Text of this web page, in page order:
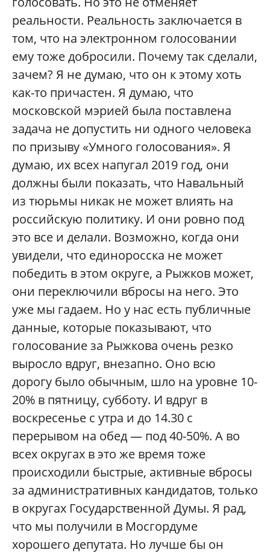
реальности. Реальность заключается в
том, что на электронном голосовании
ему тоже добросили. Почему так сделали,
зачем? Я не думаю, что он к этому хоть
как-то причастен. Я думаю, что
московской мэрией была поставлена
задача не допустить ни одного человека
по призыву «Умного голосования». Я
думаю, их всех напугал 2019 год, они
должны были показать, что Навальный
из тюрьмы никак не может влиять на
российскую политику. И они ровно под
это все и делали. Возможно, когда они
увидели, что единоросска не может
победить в этом округе, а Рыжков может,
они переключили вбросы на него. Это
уже мы гадаем. Но у нас есть публичные
данные, которые показывают, что
голосование за Рыжкова очень резко
выросло вдруг, внезапно. Оно всю
дорогу было обычным, шло на уровне 10-
20% в пятницу, субботу. И вдруг в
воскресенье с утра и до 14.30 с
перерывом на обед — под 40-50%. А во
всех округах в это же время тоже
происходили быстрые, активные вбросы
за административных кандидатов, только
в округах Государственной Думы. Я рад,
что мы получили в Мосгордуме
хорошего депутата. Но лучше бы он